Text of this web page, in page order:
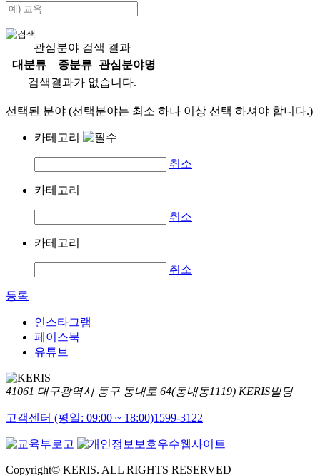
관심분야 검색 결과
대분류
중분류
관심분야명
검색결과가 없습니다.
선택된 분야 (선택분야는 최소 하나 이상 선택 하셔야 합니다.)
카테고리
취소
카테고리
취소
카테고리
취소
등록
인스타그램
페이스북
유튜브
41061 대구광역시 동구 동내로 64(동내동1119) KERIS빌딩
고객센터 (평일: 09:00 ~ 18:00)1599-3122
Copyright© KERIS. ALL RIGHTS RESERVED